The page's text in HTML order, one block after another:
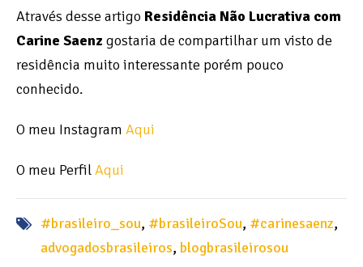
Através desse artigo Residência Não Lucrativa com
Carine Saenz gostaria de compartilhar um visto de
residência muito interessante porém pouco
conhecido.
O meu Instagram Aqui
O meu PerfilAqui
#brasileiro_sou, #brasileiroSou, #carinesaenz,
advogadosbrasileiros, blogbrasileirosou